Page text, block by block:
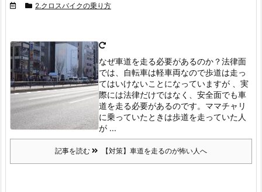
2.クロスバイクの乗り方
なぜ車道を走る必要があるのか？法律面
では、自転車は軽車両なので歩道は走っ
てはいけないことになっていますが 、実
際には法律だけではなく、安全面でも車
道を走る必要があるのです。 ママチャリ
に乗っていたときは歩道を走っていた人
が ...
記事を読む 【対策】車道を走るのが怖い人へ